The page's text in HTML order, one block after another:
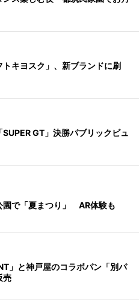
トキヨスク」、新ブランドに刷
GT」決勝パブリックビュ
園で「夏まつり」 AR体験も
」と神戸屋のコラボパン「別パ
売